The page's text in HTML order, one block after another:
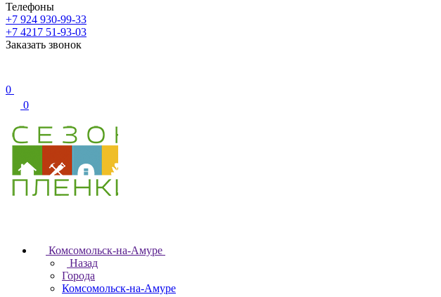
Телефоны
+7 924 930-99-33
+7 4217 51-93-03
Заказать звонок
0
0
Комсомольск-на-Амуре
Назад
Города
Комсомольск-на-Амуре